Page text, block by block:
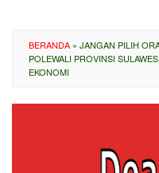
BERANDA » JANGAN PILIH
POLEWALI PROVINSI
EKONOMI